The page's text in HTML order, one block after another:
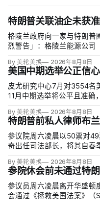
特朗普关联油企未获
格陵兰政府向一家与特朗普
烈警告」：格陵兰能源公司
地可能蕴藏价值1万亿美元
井；
By 美轮美换 2026年8月8日
美国中期选举公正信
皮尤研究中心7月对3554名
11月中期选举将公平且准确
向共和党者为55%，民主党
By 美轮美换 2026年8月8日
特朗普前私人律师布
参议院周六凌晨以50票对
奇出任司法部长，将其自春
斯倒戈；长期因健康缺席的
最终支持，使提名得以过关
By 美轮美换 2026年8月8日
参院休会前未通过特
参议员周六凌晨离开华盛顿
会通过《拯救美国法案》（